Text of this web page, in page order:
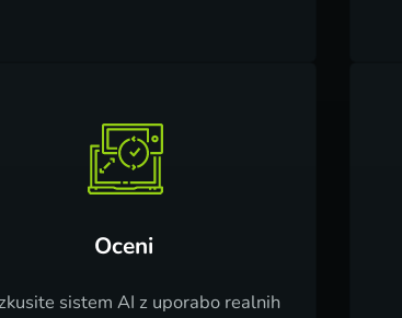
Oceni
sistem AI z uporabo realnih